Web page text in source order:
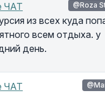
ЧАТ @Roza
из всех куда
всем отдыха. у
день.
ЧАТ